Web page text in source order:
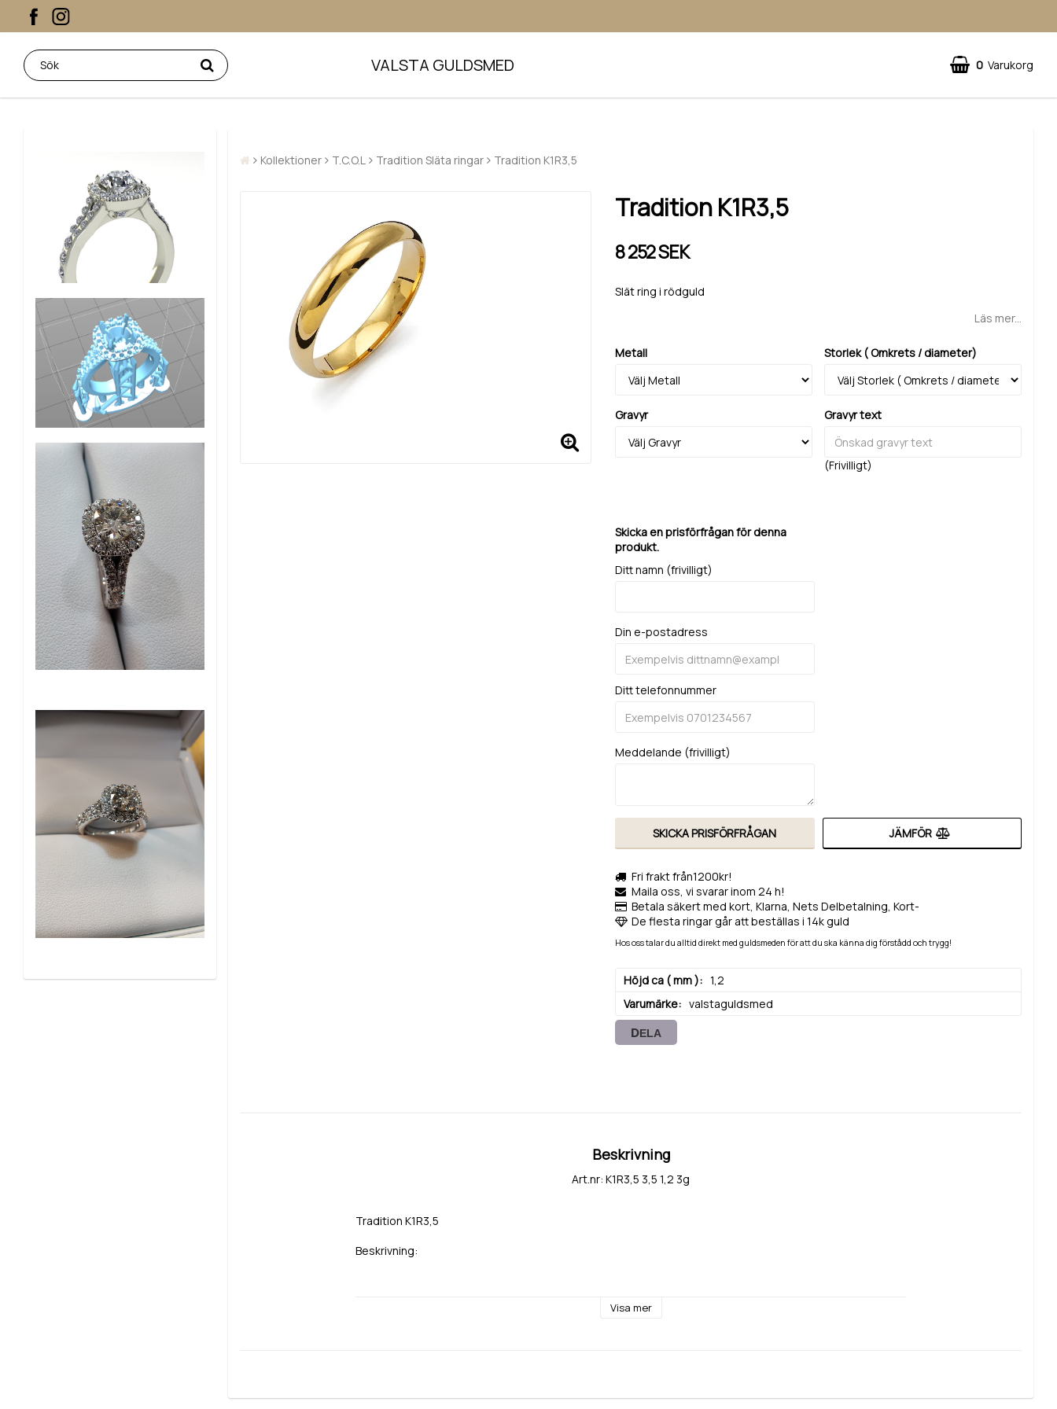
VALSTA GULDSMED 0 Varukorg
Kollektioner T.C.O.L Tradition Släta ringar Tradition K1R3,5
Tradition K1R3,5
8 252 SEK
Slät ring i rödguld
Läs mer...
Metall Storlek ( Omkrets / diameter)
Gravyr Gravyr text
(Frivilligt)
Skicka en prisförfrågan för denna
produkt.
Ditt namn (frivilligt)
Din e-postadress
Ditt telefonnummer
Meddelande (frivilligt)
SKICKA PRISFÖRFRÅGAN JÄMFÖR
Fri frakt från1200kr!
Maila oss, vi svarar inom 24 h!
Betala säkert med kort, Klarna, Nets Delbetalning, Kort-
De flesta ringar går att beställas i 14k guld
Hos oss talar du alltid direkt med guldsmeden för att du ska känna dig förstådd och trygg!
Höjd ca ( mm )
1,2
Varumärke
valstaguldsmed
DELA
Beskrivning
Art.nr: K1R3,5 3,5 1,2 3g
Tradition K1R3,5
Beskrivning:
Visa mer